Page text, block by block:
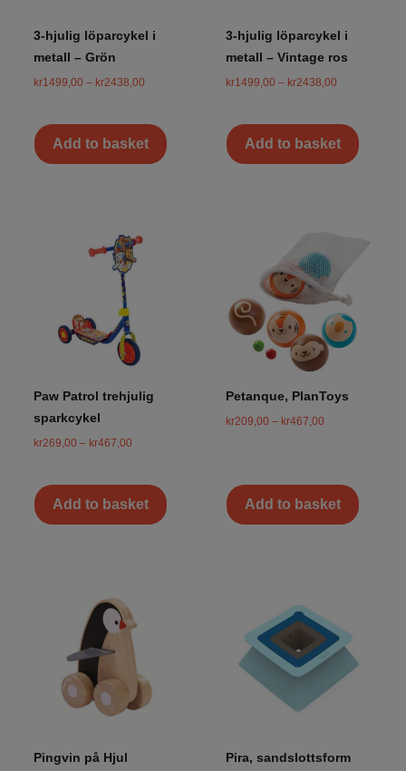
3-hjulig löparcykel i
metall – Grön
kr1499,00 – kr2438,00
Add to basket
3-hjulig löparcykel i
metall – Vintage ros
kr1499,00 – kr2438,00
Add to basket
Paw Patrol trehjulig
sparkcykel
kr269,00 – kr467,00
Add to basket
Petanque, PlanToys
kr209,00 – kr467,00
Add to basket
Pingvin på Hjul Pira, sandslottsform